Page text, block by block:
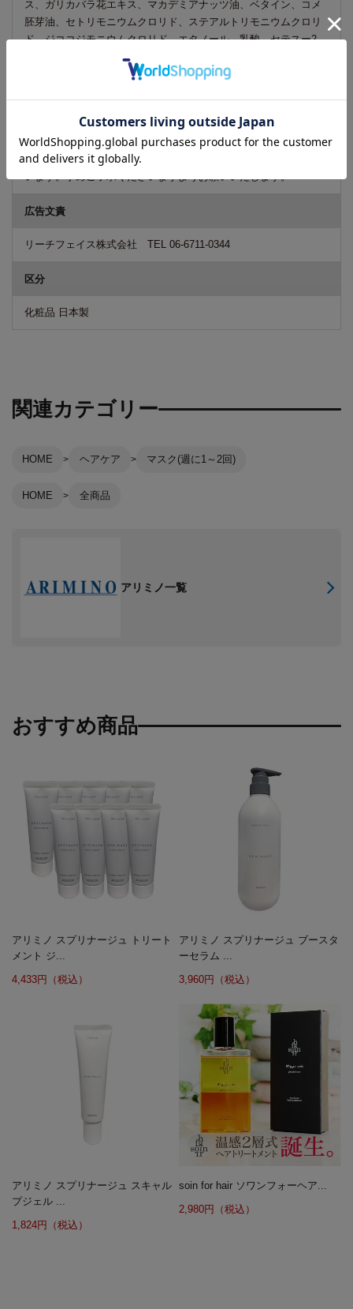
ス、ガリカバラ花エキス、マカデミアナッツ油、ベタイン、コメ
胚芽油、セトリモニウムクロリド、ステアルトリモニウムクロリ
ド、ジココジモニウムクロリド、エタノール、乳酸、セテスー2
0、乳酸Na、BG、シクロデキストリン、デキストリン、BHT、ト
コフェロール、フェノキシエタノール、香料
商品のデザイン・パッケージ等は予告なく変更される場合がござ
います。そのため、一時的に新旧デザインが混在する場合もござ
広告文責
リーチフェイス株式会社 TEL 06-6711-0344
区分
化粧品 日本製
関連カテゴリー
HOME ヘアケア マスク(週に1～2回)
HOME 全商品
アリミノ一覧
おすすめ商品
アリミノ スプリナージュ トリート
メント ジ...
4,433円（税込）
アリミノ スプリナージュ ブースタ
ーセラム ...
3,960円（税込）
アリミノ スプリナージュ スキャル
プジェル ...
1,824円（税込）
soin for hair ソワンフォーヘア...
2,980円（税込）